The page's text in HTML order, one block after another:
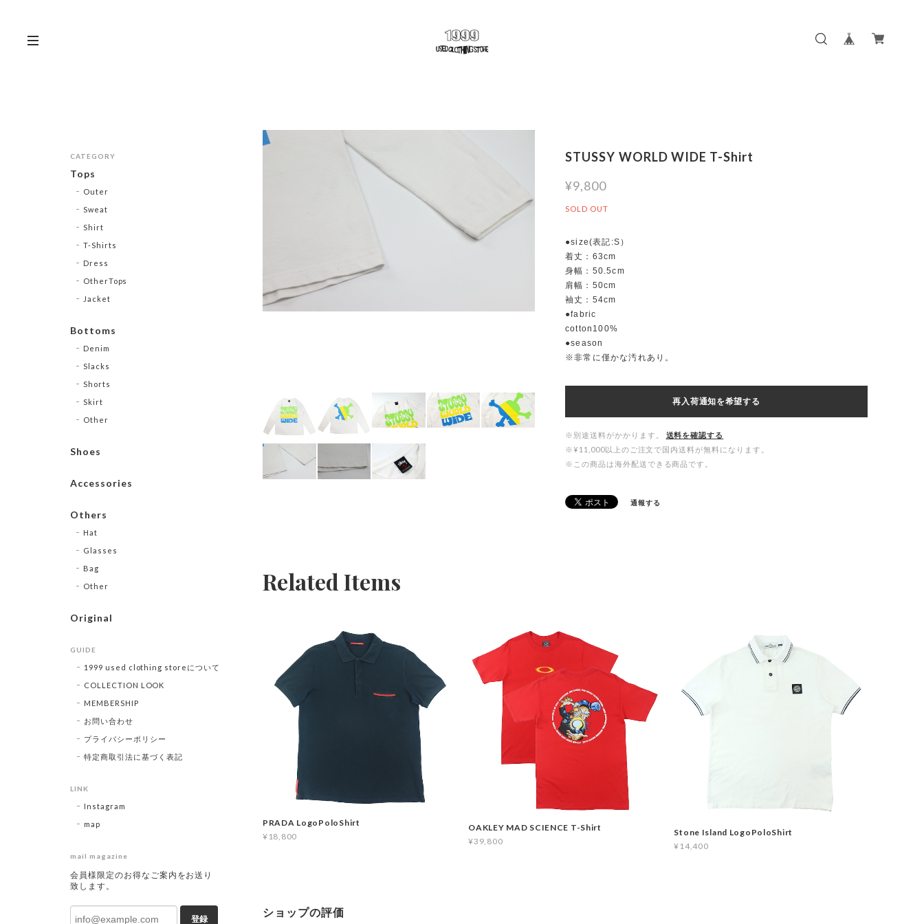
STUSSY WORLD WIDE T-Shirt
¥9,800
SOLD OUT
●size(表記:S）
着丈：63cm
身幅：50.5cm
肩幅：50cm
袖丈：54cm
●fabric
cotton100%
●season
※非常に僅かな汚れあり。
再入荷通知を希望する
※別途送料がかかります。
送料を確認する
※¥11,000以上のご注文で国内送料が無料になります。
※この商品は海外配送できる商品です。
通報する
Related Items
PRADA LogoPoloShirt
¥18,800
OAKLEY MAD SCIENCE T-Shirt
¥39,800
Stone Island LogoPoloShirt
¥14,400
ショップの評価
CATEGORY
Tops
Outer
Sweat
Shirt
T-Shirts
Dress
OtherTops
Jacket
Bottoms
Denim
Slacks
Shorts
Skirt
Other
Shoes
Accessories
Others
Hat
Glasses
Bag
Other
Original
GUIDE
1999 used clothing storeについて
COLLECTION LOOK
MEMBERSHIP
お問い合わせ
プライバシーポリシー
特定商取引法に基づく表記
LINK
Instagram
map
mail magazine
会員様限定のお得なご案内をお送り
致します。
登録